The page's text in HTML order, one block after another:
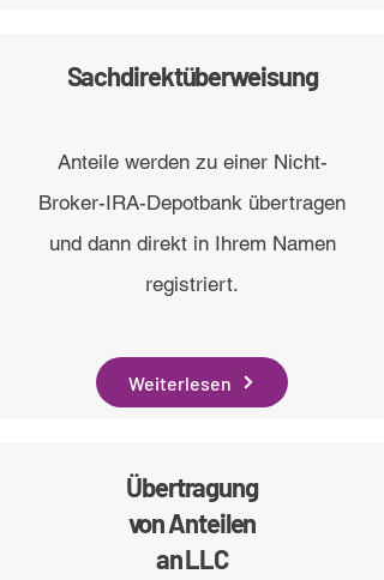
Sachdirektüberweisung
Anteile werden zu einer Nicht-
Broker-IRA-Depotbank übertragen
und dann direkt in Ihrem Namen
registriert.
Weiterlesen
Übertragung
von Anteilen
an LLC